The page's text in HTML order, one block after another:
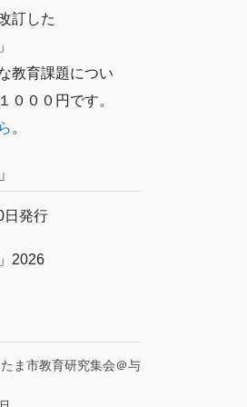
訂した
教育課題につい
０００円です。
。
発行
2026
ま市教育研究集会＠与